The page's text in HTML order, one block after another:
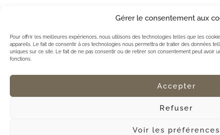
Gérer le consentement aux
Pour offrir les meilleures expériences, nous utilisons des technologies telles que les
appareils. Le fait de consentir à ces technologies nous permettra de traiter des données
uniques sur ce site. Le fait de ne pas consentir ou de retirer son consentement peut avoir
fonctions.
Accepter
Refuser
Voir les préférences